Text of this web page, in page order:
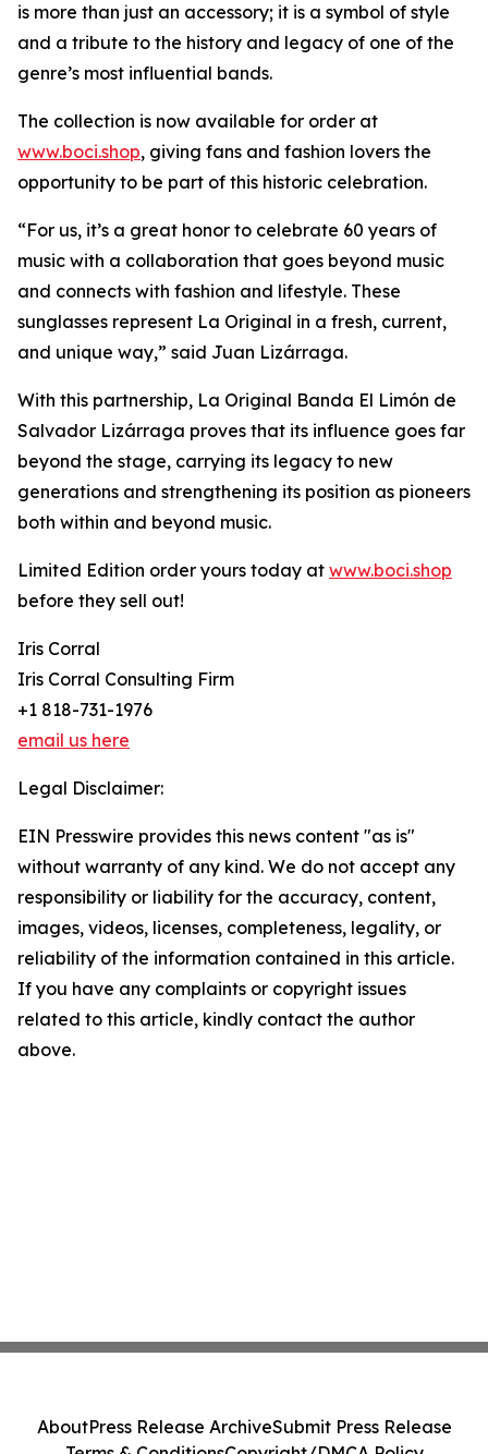
is more than just an accessory; it is a symbol of style
and a tribute to the history and legacy of one of the
genre’s most influential bands.
The collection is now available for order at
www.boci.shop, giving fans and fashion lovers the
opportunity to be part of this historic celebration.
“For us, it’s a great honor to celebrate 60 years of
music with a collaboration that goes beyond music
and connects with fashion and lifestyle. These
sunglasses represent La Original in a fresh, current,
and unique way,” said Juan Lizárraga.
With this partnership, La Original Banda El Limón de
Salvador Lizárraga proves that its influence goes far
beyond the stage, carrying its legacy to new
generations and strengthening its position as pioneers
both within and beyond music.
Limited Edition order yours today at www.boci.shop
before they sell out!
Iris Corral
Iris Corral Consulting Firm
+1 818-731-1976
email us here
Legal Disclaimer:
EIN Presswire provides this news content "as is"
without warranty of any kind. We do not accept any
responsibility or liability for the accuracy, content,
images, videos, licenses, completeness, legality, or
reliability of the information contained in this article.
If you have any complaints or copyright issues
related to this article, kindly contact the author
above.
AboutPress Release ArchiveSubmit Press Release